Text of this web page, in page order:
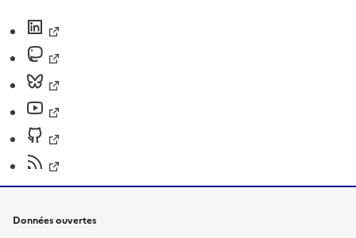
Données ouvertes